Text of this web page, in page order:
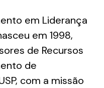
em Liderança
em 1998,
de Recursos
de
com a missão